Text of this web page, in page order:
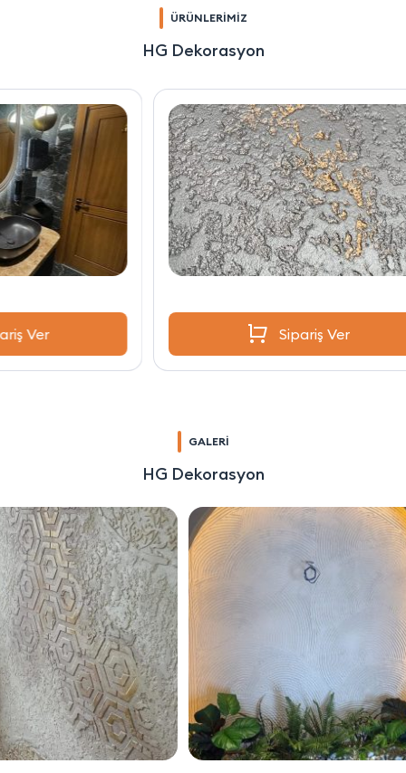
ÜRÜNLERİMİZ
HG Dekorasyon
Sipariş Ver
GALERİ
HG Dekorasyon